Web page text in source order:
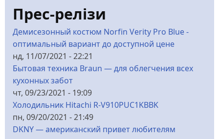
Прес-релізи
Демисезонный костюм Norfin Verity Pro Blue -
оптимальный вариант до доступной цене
нд, 11/07/2021 - 22:21
Бытовая техника Braun — для облегчения всех
кухонных забот
чт, 09/23/2021 - 19:09
Холодильник Hitachi R-V910PUC1KBBK
пн, 09/20/2021 - 21:49
DKNY — американский привет любителям